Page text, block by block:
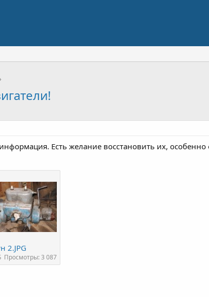
Есть желание восстановить их,
2.JPG
Просмотры: 3 087